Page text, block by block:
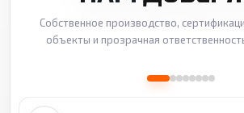
Собственное производство,
объекты и прозрачная